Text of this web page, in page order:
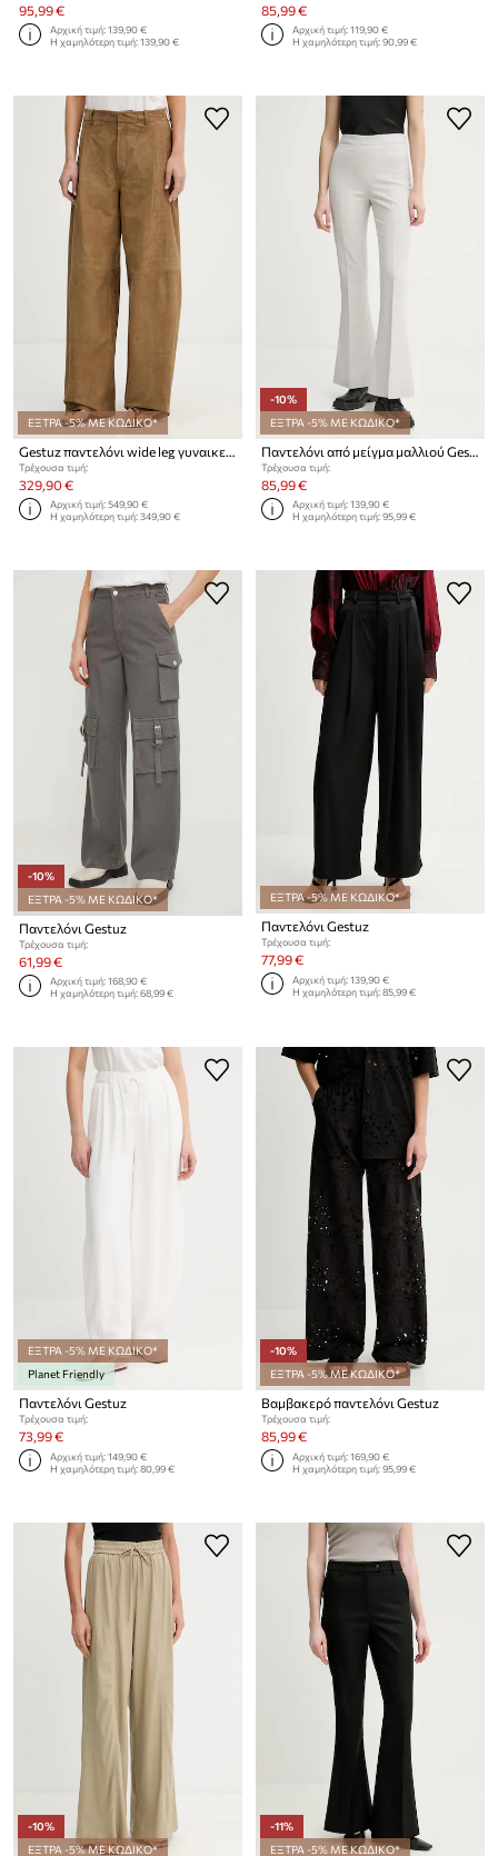
95,99 €
Αρχική τιμή:139,90 €
Η χαμηλότερη τιμή:139,90 €
85,99 €
Αρχική τιμή:119,90 €
Η χαμηλότερη τιμή:90,99 €
ΕΞΤΡΑ -5% ΜΕ ΚΩΔΙΚΟ*
Gestuz παντελόνι wide leg γυναικείο δερμάτινο
Τρέχουσα τιμή:
329,90 €
Αρχική τιμή:549,90 €
Η χαμηλότερη τιμή:349,90 €
-10%
ΕΞΤΡΑ -5% ΜΕ ΚΩΔΙΚΟ*
Παντελόνι από μείγμα μαλλιού Gestuz
Τρέχουσα τιμή:
85,99 €
Αρχική τιμή:139,90 €
Η χαμηλότερη τιμή:95,99 €
-10%
ΕΞΤΡΑ -5% ΜΕ ΚΩΔΙΚΟ*
Παντελόνι Gestuz
Τρέχουσα τιμή:
61,99 €
Αρχική τιμή:168,90 €
Η χαμηλότερη τιμή:68,99 €
ΕΞΤΡΑ -5% ΜΕ ΚΩΔΙΚΟ*
Παντελόνι Gestuz
Τρέχουσα τιμή:
77,99 €
Αρχική τιμή:139,90 €
Η χαμηλότερη τιμή:85,99 €
ΕΞΤΡΑ -5% ΜΕ ΚΩΔΙΚΟ*
Planet Friendly
Παντελόνι Gestuz
Τρέχουσα τιμή:
73,99 €
Αρχική τιμή:149,90 €
Η χαμηλότερη τιμή:80,99 €
-10%
ΕΞΤΡΑ -5% ΜΕ ΚΩΔΙΚΟ*
Βαμβακερό παντελόνι Gestuz
Τρέχουσα τιμή:
85,99 €
Αρχική τιμή:169,90 €
Η χαμηλότερη τιμή:95,99 €
-10%
ΕΞΤΡΑ -5% ΜΕ ΚΩΔΙΚΟ*
-11%
ΕΞΤΡΑ -5% ΜΕ ΚΩΔΙΚΟ*